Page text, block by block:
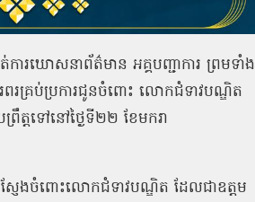
រឃោសនាព័ត៌មាន អគ្គបញ្ជាការ ព្រមទាំង
គ្រប់ប្រការជូនចំពោះ លោកជំទាវបណ្ឌិត
រឹត្តទៅនៅថ្ងៃទី២២ ខែមករា
ស្ញែងចំពោះលោកជំទាវបណ្ឌិត ដែលជាឧត្តម